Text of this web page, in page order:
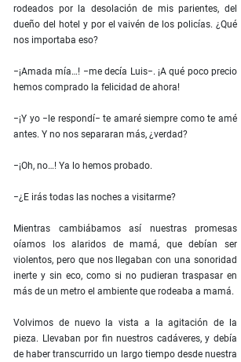
rodeados por la desolación de mis parientes, del
dueño del hotel y por el vaivén de los policías. ¿Qué
nos importaba eso?
−¡Amada mía…! −me decía Luis−. ¡A qué poco precio
hemos comprado la felicidad de ahora!
−¡Y yo −le respondí− te amaré siempre como te amé
antes. Y no nos separaran más, ¿verdad?
−¡Oh, no…! Ya lo hemos probado.
−¿E irás todas las noches a visitarme?
Mientras cambiábamos así nuestras promesas
oíamos los alaridos de mamá, que debían ser
violentos, pero que nos llegaban con una sonoridad
inerte y sin eco, como si no pudieran traspasar en
más de un metro el ambiente que rodeaba a mamá.
Volvimos de nuevo la vista a la agitación de la
pieza. Llevaban por fin nuestros cadáveres, y debía
de haber transcurrido un largo tiempo desde nuestra